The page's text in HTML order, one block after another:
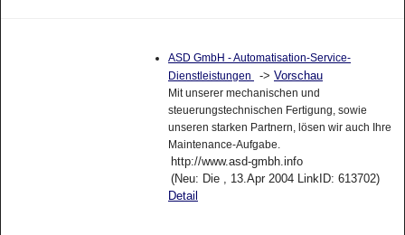
ASD GmbH - Automatisation-Service-
Dienstleistungen
-> Vorschau
Mit unserer mechanischen und
steuerungstechnischen Fertigung, sowie
unseren starken Partnern, lösen wir auch Ihre
Maintenance-Aufgabe.
http://www.asd-gmbh.info
(Neu: Die , 13.Apr 2004 LinkID: 613702)
Detail